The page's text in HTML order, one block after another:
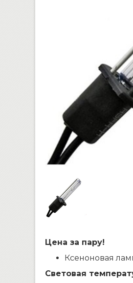
Цена за пару!
Ксеноновая
Световая